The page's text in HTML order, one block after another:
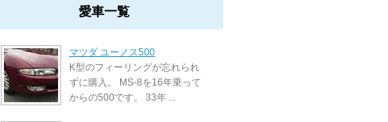
愛車一覧
マツダ ユーノス500
K型のフィーリングが忘れられ
ずに購入。 MS-8を16年乗って
からの500です。 33年 ...